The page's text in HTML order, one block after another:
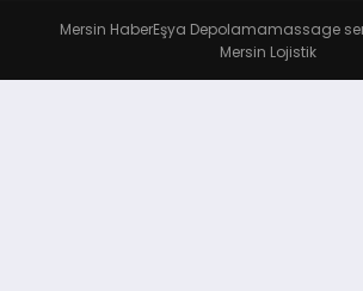
Mersin HaberEşya Depolamamassage
Mersin Lojistik